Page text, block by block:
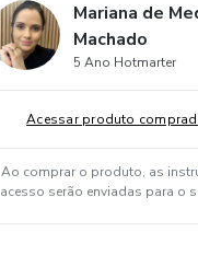
Mariana de
Machado
5 Ano Hotmarter
Acessar produto
Ao comprar o produto, as
acesso serão enviadas para o